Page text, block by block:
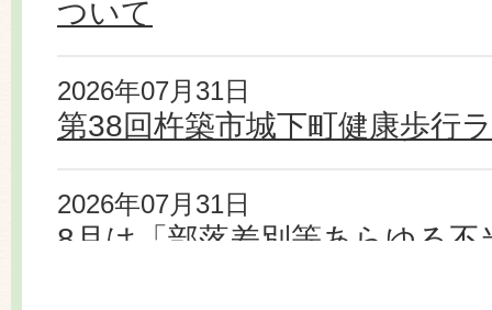
ついて
2026年07月31日
第38回杵築市城下町健康歩行
2026年07月31日
8月は「部落差別等あらゆる